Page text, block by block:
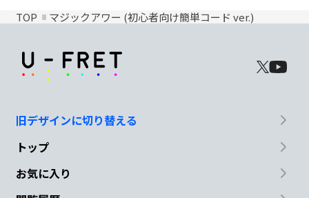
TOP マジックアワー (初心者向け簡単コード ver.)
旧デザインに切り替える
トップ
お気に入り